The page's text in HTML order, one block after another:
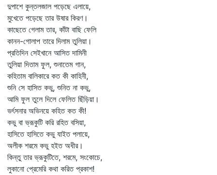
দুপাশে কুন্তলজাল পড়েছে এলায়ে,
মুখেতে পড়েছে তার উষার কিরণ।
কাছেতে গেলাম তার, কাঁটা বাছি ফেলি
কানন-গোলাপ তারে দিলাম তুলিয়া।
প্রতিদিন সেইখানে আসিত দামিনী
তুলিয়া দিতাম ফুল, শুনাতেম গান,
কহিতাম বালিকারে কত কী কাহিনী,
শুনি সে হাসিত কভু, শুনিত না কভু,
আমি ফুল তুলে দিলে ফেলিত ছিঁড়িয়া।
ভর্ৎসনার অভিনয়ে কহিত কত কী!
কভু বা ভ্রূকুটি করি রহিত বসিয়া,
হাসিতে হাসিতে কভু যাইত পলায়ে,
অলীক শরমে কভু হইত অধীর।
কিন্তু তার ভ্রূকুটিতে, শরমে, সংকোচে,
লুকানো প্রেমেরি কথা করিত প্রকাশ!